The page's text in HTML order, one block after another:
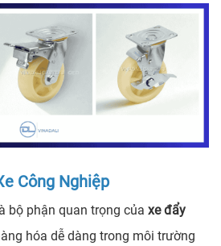
Công Nghiệp
bộ phận quan trọng của xe đẩy
hóa dễ dàng trong môi trường